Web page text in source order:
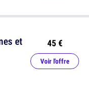
et
45 €
Voir l'offre